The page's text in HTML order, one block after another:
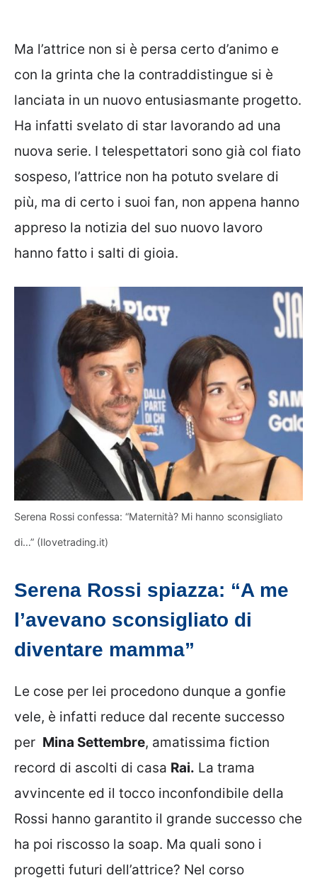
Ma l’attrice non si è persa certo d’animo e
con la grinta che la contraddistingue si è
lanciata in un nuovo entusiasmante progetto.
Ha infatti svelato di star lavorando ad una
nuova serie. I telespettatori sono già col fiato
sospeso, l’attrice non ha potuto svelare di
più, ma di certo i suoi fan, non appena hanno
appreso la notizia del suo nuovo lavoro
hanno fatto i salti di gioia.
Serena Rossi confessa: “Maternità? Mi hanno sconsigliato
di…” (Ilovetrading.it)
Serena Rossi spiazza: “A me
l’avevano sconsigliato di
diventare mamma”
Le cose per lei procedono dunque a gonfie
vele, è infatti reduce dal recente successo
per Mina Settembre, amatissima fiction
record di ascolti di casa Rai. La trama
avvincente ed il tocco inconfondibile della
Rossi hanno garantito il grande successo che
ha poi riscosso la soap. Ma quali sono i
progetti futuri dell’attrice? Nel corso